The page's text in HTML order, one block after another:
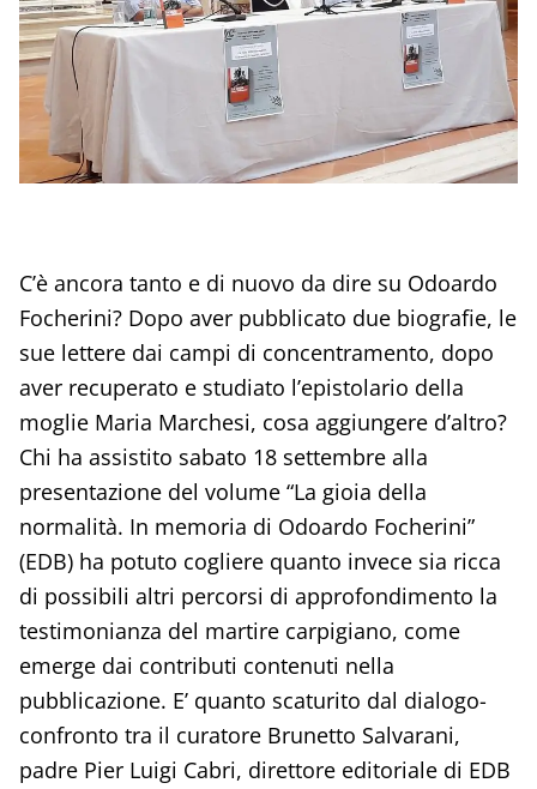
C’è ancora tanto e di nuovo da dire su Odoardo
Focherini? Dopo aver pubblicato due biografie, le
sue lettere dai campi di concentramento, dopo
aver recuperato e studiato l’epistolario della
moglie Maria Marchesi, cosa aggiungere d’altro?
Chi ha assistito sabato 18 settembre alla
presentazione del volume “La gioia della
normalità. In memoria di Odoardo Focherini”
(EDB) ha potuto cogliere quanto invece sia ricca
di possibili altri percorsi di approfondimento la
testimonianza del martire carpigiano, come
emerge dai contributi contenuti nella
pubblicazione. E’ quanto scaturito dal dialogo-
confronto tra il curatore Brunetto Salvarani,
padre Pier Luigi Cabri, direttore editoriale di EDB